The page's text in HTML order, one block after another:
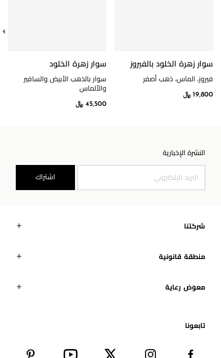
سوار زهرة الخلود بالفيروز
فيروز، الماس، ذهب أصفر
19,800 ﷼
سوار زهرة الخلود
سوار بالذهب الأبيض والسافير
والألماس
45,500 ﷼
النشرة الإخبارية
اشتراك
شركتنا
منطقة قانونية
معوَض رعاية
تابعونا​